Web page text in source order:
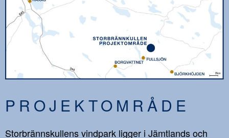
PROJEKTOMRÅDE
Storbrännskullens vindpark ligger i Jämtlands och